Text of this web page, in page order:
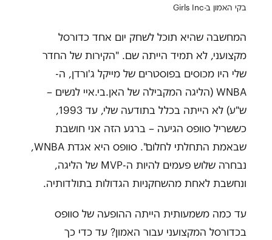
בקי האמון ב-Girls Inc
המחשבה שהיא תוכל לשחק יום אחד כדורסל
מקצועני, לא תמיד הייתה שם. "הקירות של החדר
שלי היו מכוסים בפוסטרים של מייקל ג'ורדן, ה-
WNBA (הליגה המקבילה של האן.בי.איי לנשים –
ש"ע) לא הייתה בכלל בתודעה שלי, עד 1993,
כששריל סוופס הגיעה – ברגע הזה אני חושבת
שבאמת התחלתי לחלום". סוופס היא אגדת WNBA,
נבחרה שלוש פעמים להיות ה-MVP של הליגה,
ונחשבת לאחת מהשחקניות הגדולות בתולדותיה.
עד כמה משמעותית הייתה ההופעה של סוופס
בכדורסל המקצועני עבור האמון? עד כדי כך